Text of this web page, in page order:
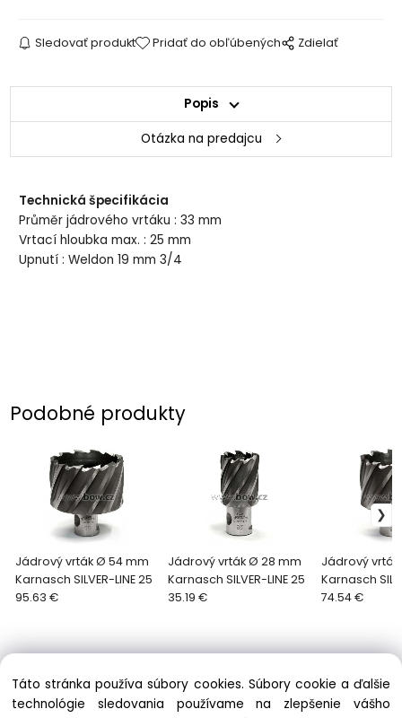
Sledovať produkt Pridať do obľúbených Zdielať
Popis
Otázka na predajcu
Technická špecifikácia
Průměr jádrového vrtáku : 33 mm
Vrtací hloubka max. : 25 mm
Upnutí : Weldon 19 mm 3/4
Podobné produkty
Jádrový vrták Ø 54 mm
Karnasch SILVER-LINE 25
95.63 €
Jádrový vrták Ø 28 mm
Karnasch SILVER-LINE 25
35.19 €
Jádrový
Karnasch
74.54 €
Táto stránka používa súbory cookies. Súbory cookie a ďalšie
technológie sledovania používame na zlepšenie vášho